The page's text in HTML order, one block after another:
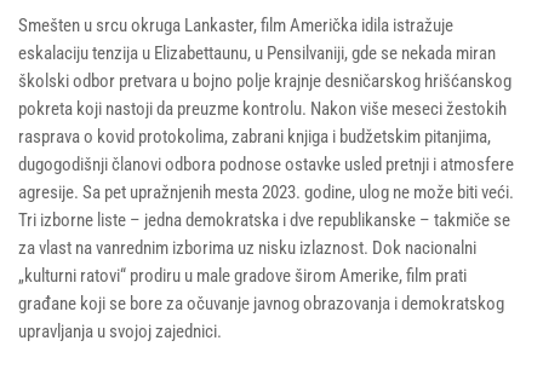
Smešten u srcu okruga Lankaster, film Američka idila istražuje
eskalaciju tenzija u Elizabettaunu, u Pensilvaniji, gde se nekada miran
školski odbor pretvara u bojno polje krajnje desničarskog hrišćanskog
pokreta koji nastoji da preuzme kontrolu. Nakon više meseci žestokih
rasprava o kovid protokolima, zabrani knjiga i budžetskim pitanjima,
dugogodišnji članovi odbora podnose ostavke usled pretnji i atmosfere
agresije. Sa pet upražnjenih mesta 2023. godine, ulog ne može biti veći.
Tri izborne liste – jedna demokratska i dve republikanske – takmiče se
za vlast na vanrednim izborima uz nisku izlaznost. Dok nacionalni
„kulturni ratovi“ prodiru u male gradove širom Amerike, film prati
građane koji se bore za očuvanje javnog obrazovanja i demokratskog
upravljanja u svojoj zajednici.